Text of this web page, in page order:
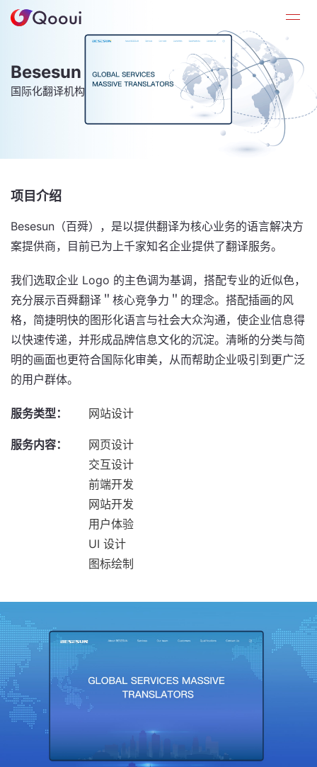
Besesun
国际化翻译机构
项目介绍
Besesun（百舜），是以提供翻译为核心业务的语言解决方
案提供商，目前已为上千家知名企业提供了翻译服务。
我们选取企业 Logo 的主色调为基调，搭配专业的近似色，
充分展示百舜翻译＂核心竞争力＂的理念。搭配插画的风
格，简捷明快的图形化语言与社会大众沟通，使企业信息得
以快速传递，并形成品牌信息文化的沉淀。清晰的分类与简
明的画面也更符合国际化审美，从而帮助企业吸引到更广泛
的用户群体。
服务类型： 网站设计
服务内容：
网页设计
交互设计
前端开发
网站开发
用户体验
UI 设计
图标绘制